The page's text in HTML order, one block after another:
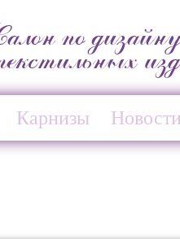
по
Карнизы